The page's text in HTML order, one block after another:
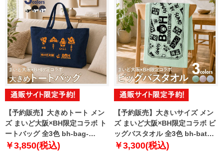
【予約販売】大きめトート メン
ズ まいど大阪×BH限定コラボ ト
ートバッグ 全3色 bh-bag-
sumo999【10月下旬発送予定】
￥3,850(税込)
【予約販売】大きいサイズ メン
ズ まいど大阪×BH限定コラボ ビ
ッグバスタオル 全3色 bh-bath-
sumo999【10月下旬発送予定】
￥3,300(税込)